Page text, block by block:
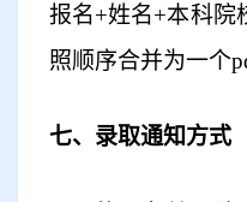
报名+姓名+本科院
照顺序合并为一个
七、录取通知方式